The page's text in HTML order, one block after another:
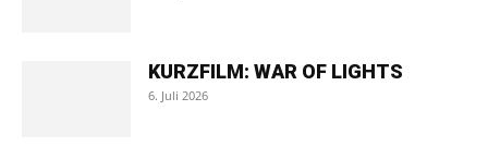
KURZFILM: WAR OF LIGHTS
6. Juli 2026